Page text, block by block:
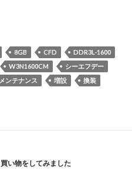
8GB CFD
DDR3L-1600
W3N1600CM
シーエフデー
メンテナンス 増設
換装
買い物をしてみました